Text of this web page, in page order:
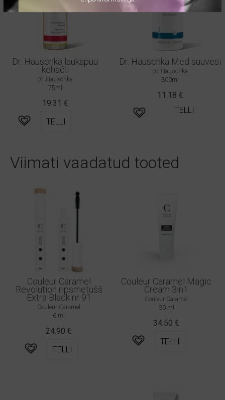
Dr. Hauschka laukapuu
kehaõli
Dr. Hauschka
75ml
19.31 €
TELLI
Dr. Hauschka Med suuvesi
Dr. Hauschka
300ml
11.18 €
TELLI
Viimati vaadatud tooted
Couleur Caramel
Revolution ripsmetušš
Extra Black nr 91
Couleur Caramel
6 ml
24.90 €
TELLI
Couleur Caramel Magic
Cream 3in1
Couleur Caramel
30 ml
34.50 €
TELLI